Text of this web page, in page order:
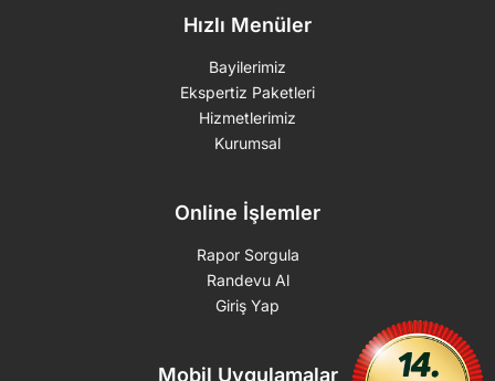
Hızlı Menüler
Bayilerimiz
Ekspertiz Paketleri
Hizmetlerimiz
Kurumsal
Online İşlemler
Rapor Sorgula
Randevu Al
Giriş Yap
Mobil Uygulamalar